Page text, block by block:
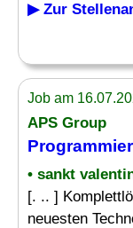
▶ Zur
Job am
APS Group
• sankt
[. .. ]
neuesten